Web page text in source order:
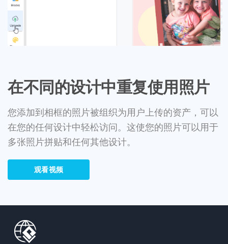
在不同的设计中重复使用照片
您添加到相框的照片被组织为用户上传的资产，可以
在您的任何设计中轻松访问。这使您的照片可以用于
多张照片拼贴和任何其他设计。
观看视频